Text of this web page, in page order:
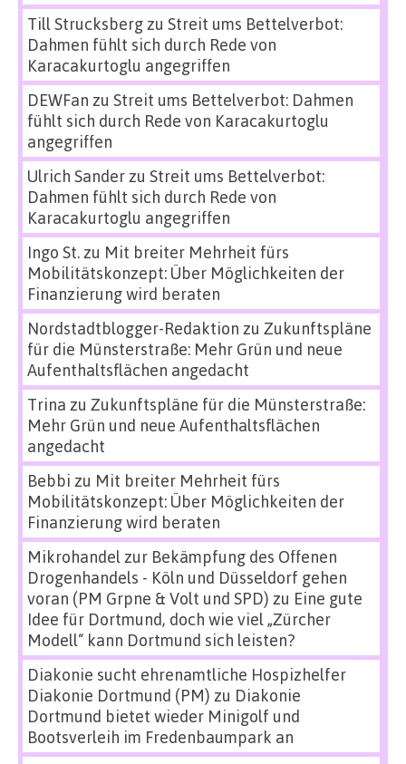
Till Strucksbergzu Streit ums Bettelverbot:
Dahmen fühlt sich durch Rede von
Karacakurtoglu angegriffen
DEWFan zu Streit ums Bettelverbot: Dahmen
fühlt sich durch Rede von Karacakurtoglu
angegriffen
Ulrich Sanderzu Streit ums Bettelverbot:
Dahmen fühlt sich durch Rede von
Karacakurtoglu angegriffen
Ingo St.zu Mit breiter Mehrheit fürs
Mobilitätskonzept: Über Möglichkeiten der
Finanzierung wird beraten
Nordstadtblogger-Redaktion zu Zukunftspläne
für die Münsterstraße: Mehr Grün und neue
Aufenthaltsflächen angedacht
Trina zu Zukunftspläne für die Münsterstraße:
Mehr Grün und neue Aufenthaltsflächen
angedacht
Bebbi zu Mit breiter Mehrheit fürs
Mobilitätskonzept: Über Möglichkeiten der
Finanzierung wird beraten
Mikrohandel zur Bekämpfung des Offenen
Drogenhandels - Köln und Düsseldorf gehen
voran (PM Grpne & Volt und SPD) zu Eine gute
Idee für Dortmund, doch wie viel „Zürcher
Modell“ kann Dortmund sich leisten?
Diakonie sucht ehrenamtliche Hospizhelfer
Diakonie Dortmund (PM) zu Diakonie
Dortmund bietet wieder Minigolf und
Bootsverleih im Fredenbaumpark an